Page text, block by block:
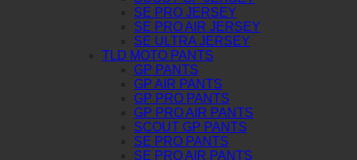
SE PRO JERSEY
SE PRO AIR JERSEY
SE ULTRA JERSEY
TLD MOTO PANTS
GP PANTS
GP AIR PANTS
GP PRO PANTS
GP PRO AIR PANTS
SCOUT GP PANTS
SE PRO PANTS
SE PRO AIR PANTS